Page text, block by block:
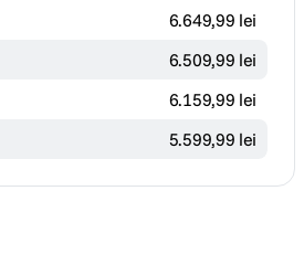
6.649,99 lei
6.509,99 lei
6.159,99 lei
5.599,99 lei